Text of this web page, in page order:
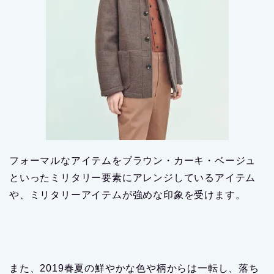
フォーマルなアイテムをブラウン・カーキ・ベージュ
といったミリタリー要素にアレンジしているアイテム
や、ミリタリーアイテムが強めな印象を受けます。
また、2019春夏の鮮やかな色や柄からは一転し、落ち